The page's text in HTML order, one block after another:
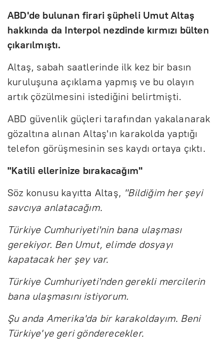
ABD'de bulunan firari şüpheli Umut Altaş
hakkında da Interpol nezdinde kırmızı bülten
çıkarılmıştı.
Altaş, sabah saatlerinde ilk kez bir basın
kuruluşuna açıklama yapmış ve bu olayın
artık çözülmesini istediğini belirtmişti.
ABD güvenlik güçleri tarafından yakalanarak
gözaltına alınan Altaş'ın karakolda yaptığı
telefon görüşmesinin ses kaydı ortaya çıktı.
"Katili ellerinize bırakacağım"
Söz konusu kayıtta Altaş, "Bildiğim her şeyi
savcıya anlatacağım.
Türkiye Cumhuriyeti'nin bana ulaşması
gerekiyor. Ben Umut, elimde dosyayı
kapatacak her şey var.
Türkiye Cumhuriyeti'nden gerekli mercilerin
bana ulaşmasını istiyorum.
Şu anda Amerika'da bir karakoldayım. Beni
Türkiye'ye geri gönderecekler.